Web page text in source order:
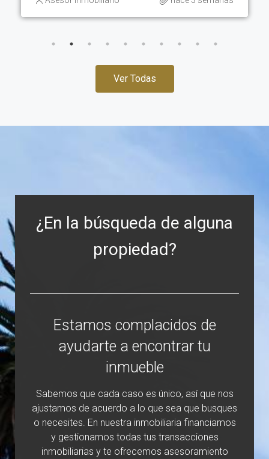
Ver Todas
¿En la búsqueda de alguna
propiedad?
Estamos complacidos de
ayudarte a encontrar tu
inmueble
Sabemos que cada caso es único, así que nos
ajustamos de acuerdo a lo que sea que busques
o necesites. En nuestra inmobiliaria financiamos
y gestionamos todas tus transacciones
inmobiliarias y te ofrecemos asesoramiento